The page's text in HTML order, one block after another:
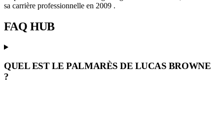
sa carrière professionnelle en 2009 .
FAQ HUB
QUEL EST LE PALMARÈS DE LUCAS BROWNE
?